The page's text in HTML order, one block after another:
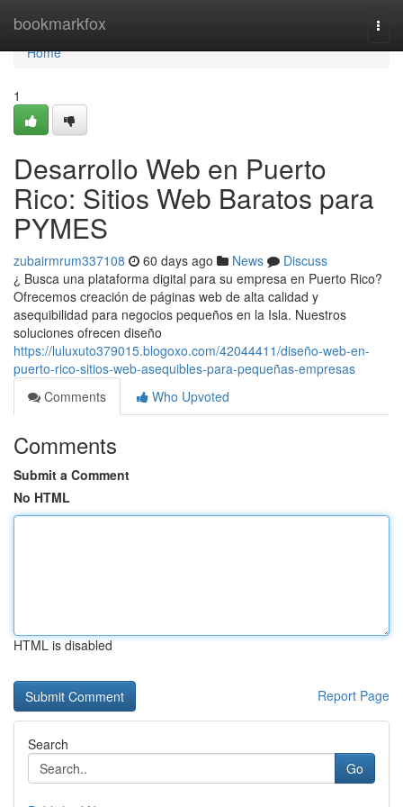
bookmarkfox
Home
Home
1
Desarrollo Web en Puerto
Rico: Sitios Web Baratos para
PYMES
zubairmrum337108 60 days ago News
Discuss
¿ Busca una plataforma digital para su empresa en Puerto Rico?
Ofrecemos creación de páginas web de alta calidad y
asequibilidad para negocios pequeños en la Isla. Nuestros
soluciones ofrecen diseño
https://luluxuto379015.blogoxo.com/42044411/diseño-web-en-
puerto-rico-sitios-web-asequibles-para-pequeñas-empresas
Comments
Who Upvoted
Comments
Submit a Comment
No HTML
HTML is disabled
Report Page
Search
Go